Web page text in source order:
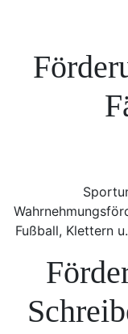
Fußball, Klettern